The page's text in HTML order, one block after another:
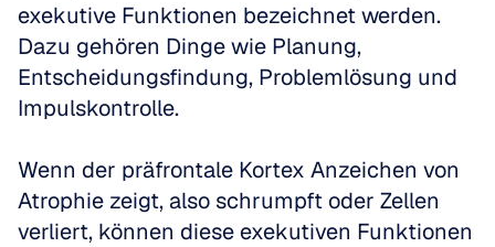
exekutive Funktionen bezeichnet werden.
Dazu gehören Dinge wie Planung,
Entscheidungsfindung, Problemlösung und
Impulskontrolle.
Wenn der präfrontale Kortex Anzeichen von
Atrophie zeigt, also schrumpft oder Zellen
verliert, können diese exekutiven Funktionen